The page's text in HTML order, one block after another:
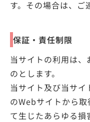
す。その場合は、ご
保証・責任制限
当サイトの利用は
のとします。
当サイト及び当サ
のWebサイトから
て生じたあらゆる損